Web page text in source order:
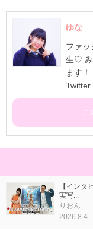
ゆな
ファ
生♡ み
ます！
Twitter
こ
【インタ
実写...
りおん
2026.8.4